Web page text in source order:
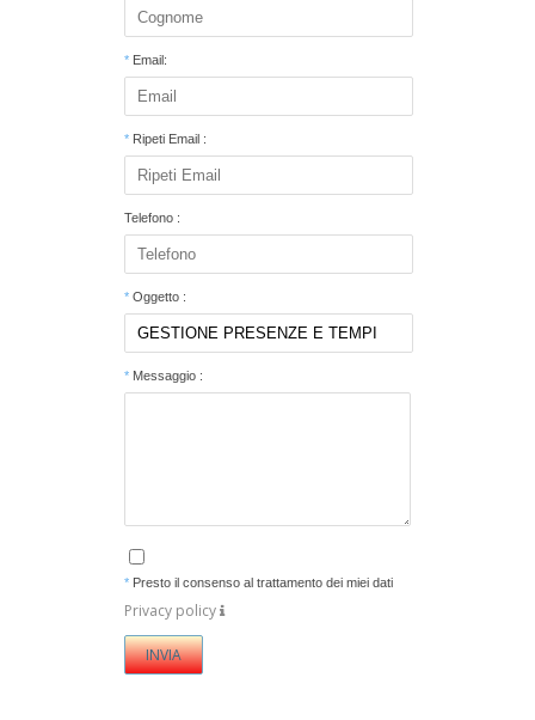
* Email:
* Ripeti Email :
Telefono :
* Oggetto :
* Messaggio :
* Presto il consenso al trattamento dei miei dati
Privacy policy